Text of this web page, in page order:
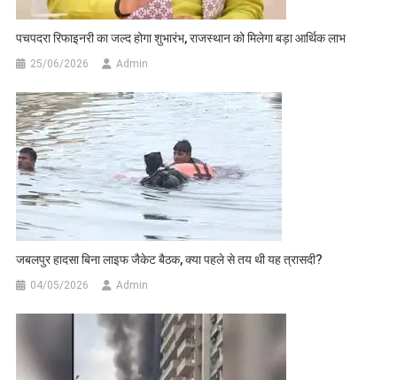
पचपदरा रिफाइनरी का जल्द होगा शुभारंभ, राजस्थान को मिलेगा बड़ा आर्थिक लाभ
25/06/2026 Admin
जबलपुर हादसा बिना लाइफ जैकेट बैठक, क्या पहले से तय थी यह त्रासदी?
04/05/2026 Admin